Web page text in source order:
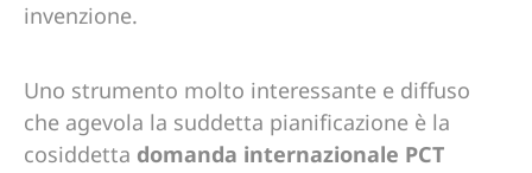
invenzione.
Uno strumento molto interessante e diffuso
che agevola la suddetta pianificazione è la
cosiddetta domanda internazionale PCT